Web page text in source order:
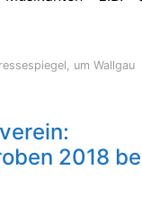
, um Wallgau
2018